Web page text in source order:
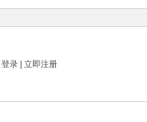
登录| 立即注册